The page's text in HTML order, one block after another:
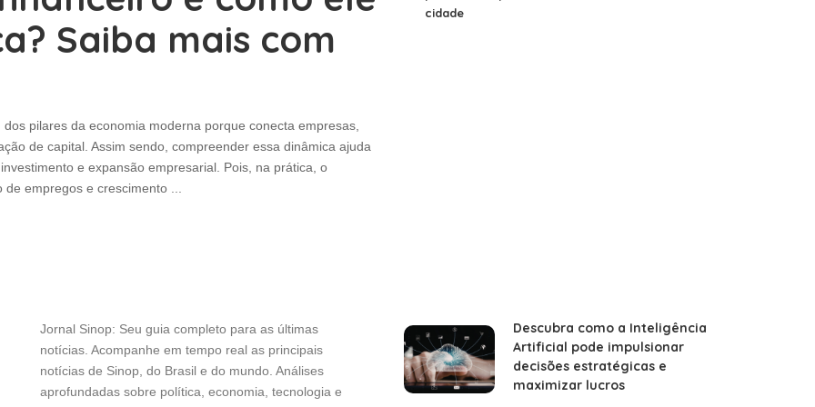
Saiba mais com
pilares da economia moderna porque conecta empresas,
de capital. Assim sendo, compreender essa dinâmica ajuda
e expansão empresarial. Pois, na prática, o
de empregos e crescimento ...
cidade
Jornal Sinop: Seu guia completo para as últimas
notícias. Acompanhe em tempo real as principais
notícias de Sinop, do Brasil e do mundo. Análises
aprofundadas sobre política, economia, tecnologia e
Descubra como a Inteligência
Artificial pode impulsionar
decisões estratégicas e
maximizar lucros